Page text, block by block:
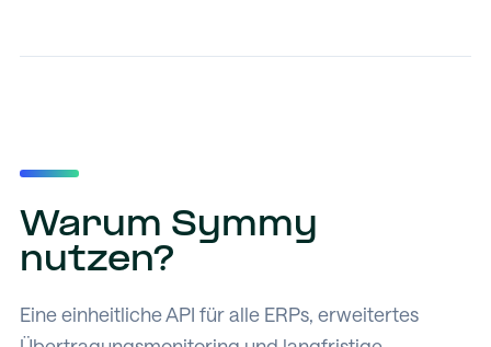
Warum Symmy
nutzen?
Eine einheitliche API für alle ERPs, erweitertes